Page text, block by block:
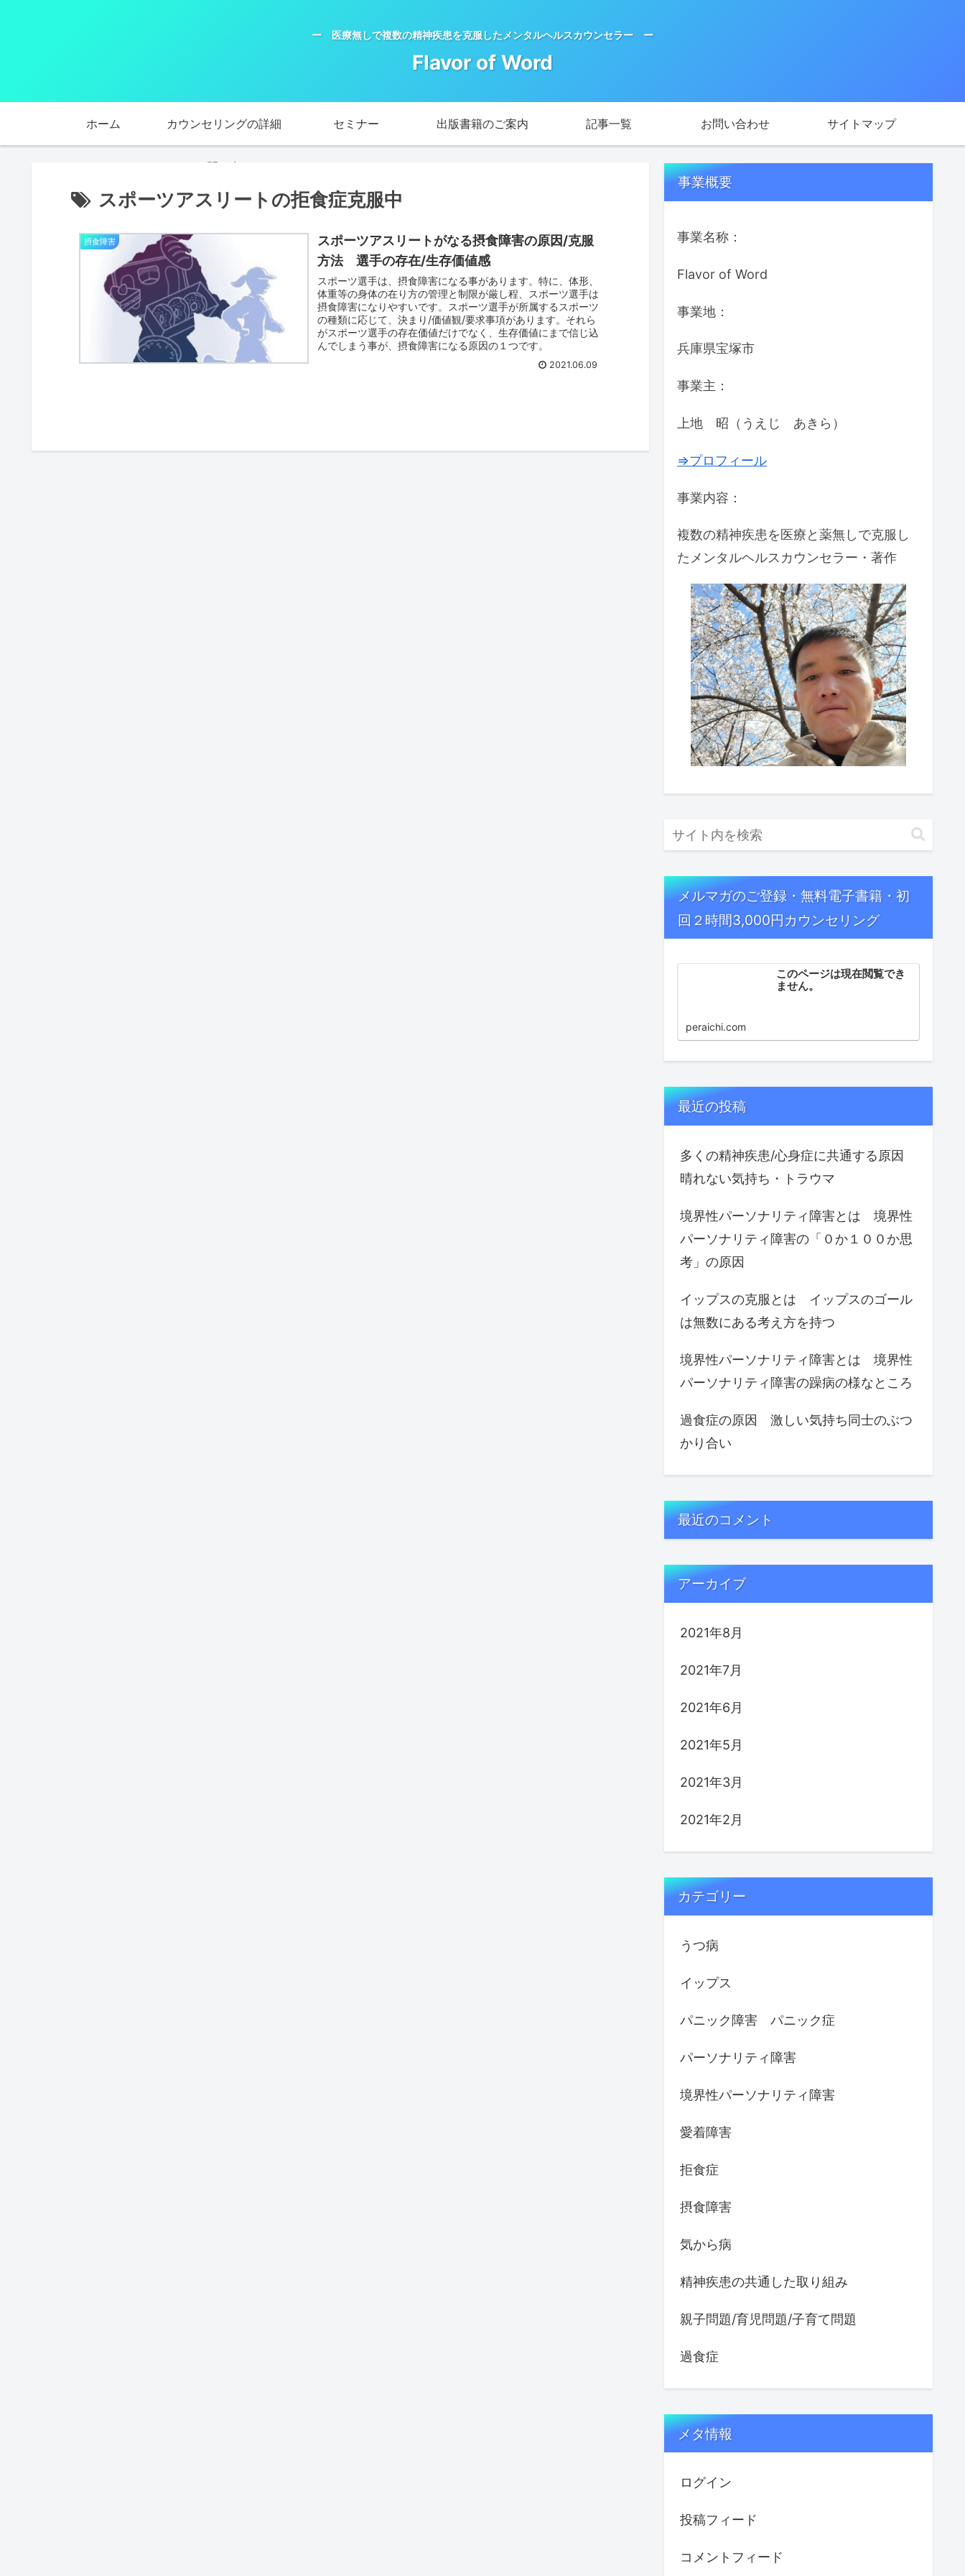
ー 医療無しで複数の精神疾患を克服したメンタルヘルスカウンセラー ー
Flavor of Word
ホーム カウンセリングの詳細
お問い合わせ
セミナー 出版書籍のご案内 記事一覧 お問い合わせ サイトマップ
スポーツアスリートの拒食症克服中
摂食障害
スポーツアスリートがなる摂食障害の原因/克服
方法 選手の存在/生存価値感
スポーツ選手は、摂食障害になる事があります。特に、体形、
体重等の身体の在り方の管理と制限が厳し程、スポーツ選手は
摂食障害になりやすいです。スポーツ選手が所属するスポーツ
の種類に応じて、決まり/価値観/要求事項があります。それら
がスポーツ選手の存在価値だけでなく、生存価値にまで信じ込
んでしまう事が、摂食障害になる原因の１つです。
2021.06.09
事業概要
事業名称：
Flavor of Word
事業地：
兵庫県宝塚市
事業主：
上地 昭（うえじ あきら）
⇒プロフィール
事業内容：
複数の精神疾患を医療と薬無しで克服し
たメンタルヘルスカウンセラー・著作
メルマガのご登録・無料電子書籍・初
回２時間3,000円カウンセリング
このページは現在閲覧でき
ません。
peraichi.com
最近の投稿
多くの精神疾患/心身症に共通する原因
晴れない気持ち・トラウマ
境界性パーソナリティ障害とは 境界性
パーソナリティ障害の「０か１００か思
考」の原因
イップスの克服とは イップスのゴール
は無数にある考え方を持つ
境界性パーソナリティ障害とは 境界性
パーソナリティ障害の躁病の様なところ
過食症の原因 激しい気持ち同士のぶつ
かり合い
最近のコメント
アーカイブ
2021年8月
2021年7月
2021年6月
2021年5月
2021年3月
2021年2月
カテゴリー
うつ病
イップス
パニック障害 パニック症
パーソナリティ障害
境界性パーソナリティ障害
愛着障害
拒食症
摂食障害
気から病
精神疾患の共通した取り組み
親子問題/育児問題/子育て問題
過食症
メタ情報
ログイン
投稿フィード
コメントフィード